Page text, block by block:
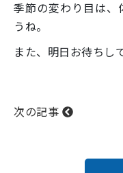
季節の変わり目は、
うね。
また、明日お待ちし
次の記事